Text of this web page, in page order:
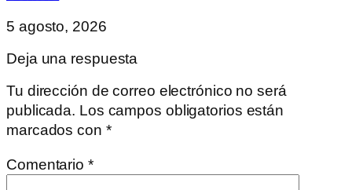
5 agosto, 2026
Deja una respuesta
Tu dirección de correo electrónico no será
publicada. Los campos obligatorios están
marcados con *
Comentario *